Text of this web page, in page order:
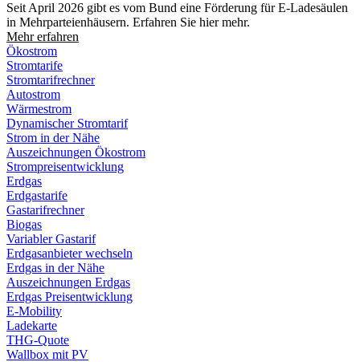
Seit April 2026 gibt es vom Bund eine Förderung für E‑Ladesäulen
in Mehrparteienhäusern. Erfahren Sie hier mehr.
Mehr erfahren
Ökostrom
Stromtarife
Stromtarifrechner
Autostrom
Wärmestrom
Dynamischer Stromtarif
Strom in der Nähe
Auszeichnungen Ökostrom
Strompreisentwicklung
Erdgas
Erdgastarife
Gastarifrechner
Biogas
Variabler Gastarif
Erdgasanbieter wechseln
Erdgas in der Nähe
Auszeichnungen Erdgas
Erdgas Preisentwicklung
E-Mobility
Ladekarte
THG-Quote
Wallbox mit PV